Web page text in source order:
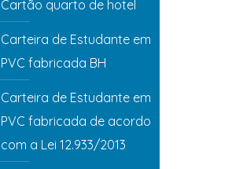
Cartão quarto de hotel
Carteira de Estudante em
PVC fabricada BH
Carteira de Estudante em
PVC fabricada de acordo
com a Lei 12.933/2013